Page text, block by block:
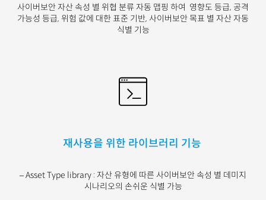
사이버보안 자산 속성 별 위협 분류 자동 맵핑 하여 영향도 등급, 공격
가능성 등급, 위험 값에 대한 표준 기반, 사이버보안 목표 별 자산 자동
식별 기능
재사용을 위한 라이브러리 기능
– Asset Type library : 자산 유형에 따른 사이버보안 속성 별 데미지
시나리오의 손쉬운 식별 가능